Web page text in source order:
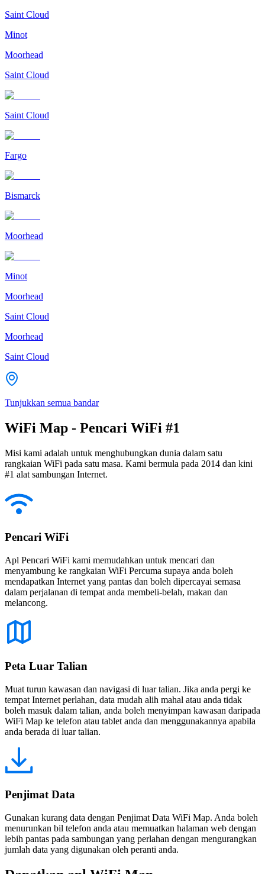
Saint Cloud
Minot
Moorhead
Saint Cloud
Saint Cloud
Fargo
Bismarck
Moorhead
Minot
Moorhead
Saint Cloud
Moorhead
Saint Cloud
Tunjukkan semua bandar
WiFi Map - Pencari WiFi #1
Misi kami adalah untuk menghubungkan dunia dalam satu
rangkaian WiFi pada satu masa. Kami bermula pada 2014 dan kini
#1 alat sambungan Internet.
Pencari WiFi
Apl Pencari WiFi kami memudahkan untuk mencari dan
menyambung ke rangkaian WiFi Percuma supaya anda boleh
mendapatkan Internet yang pantas dan boleh dipercayai semasa
dalam perjalanan di tempat anda membeli-belah, makan dan
melancong.
Peta Luar Talian
Muat turun kawasan dan navigasi di luar talian. Jika anda pergi ke
tempat Internet perlahan, data mudah alih mahal atau anda tidak
boleh masuk dalam talian, anda boleh menyimpan kawasan daripada
WiFi Map ke telefon atau tablet anda dan menggunakannya apabila
anda berada di luar talian.
Penjimat Data
Gunakan kurang data dengan Penjimat Data WiFi Map. Anda boleh
menurunkan bil telefon anda atau memuatkan halaman web dengan
lebih pantas pada sambungan yang perlahan dengan mengurangkan
jumlah data yang digunakan oleh peranti anda.